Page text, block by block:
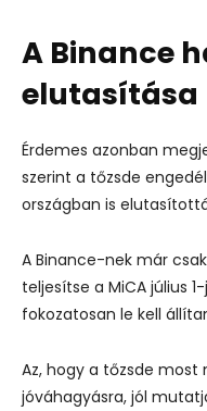
A Binance
elutasítása
Érdemes azonban
szerint a tőzsde
országban is
A Binance-nek már
teljesítse a MiCA július
fokozatosan le kell
Az, hogy a tőzsde
jóváhagyásra, jól